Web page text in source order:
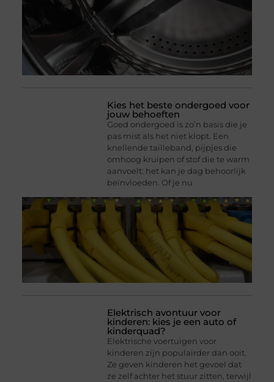
Kies het beste ondergoed voor
jouw behoeften
Goed ondergoed is zo’n basis die je
pas mist als het niet klopt. Een
knellende tailleband, pijpjes die
omhoog kruipen of stof die te warm
aanvoelt: het kan je dag behoorlijk
beïnvloeden. Of je nu
Elektrisch avontuur voor
kinderen: kies je een auto of
kinderquad?
Elektrische voertuigen voor
kinderen zijn populairder dan ooit.
Ze geven kinderen het gevoel dat
ze zelf achter het stuur zitten, terwijl